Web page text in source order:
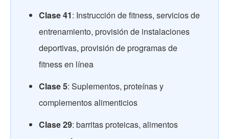
Clase 41: Instrucción de fitness, servicios de
entrenamiento, provisión de instalaciones
deportivas, provisión de programas de
fitness en línea
Clase 5: Suplementos, proteínas y
complementos alimenticios
Clase 29: barritas proteicas, alimentos